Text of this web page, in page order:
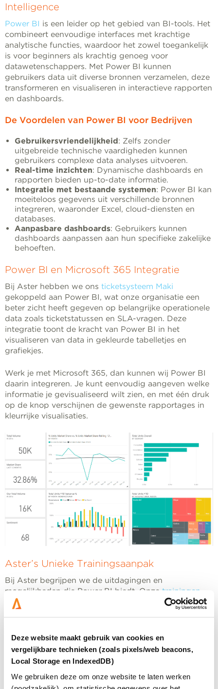
Deze website maakt gebruik van cookies en
vergelijkbare technieken (zoals pixels/web beacons,
Local Storage en IndexedDB)
We gebruiken deze om onze website te laten werken
Intelligence
Power BI is een leider op het gebied van BI-tools. Het
combineert eenvoudige interfaces met krachtige
analytische functies, waardoor het zowel toegankelijk
is voor beginners als krachtig genoeg voor
datawetenschappers. Met Power BI kunnen
gebruikers data uit diverse bronnen verzamelen, deze
transformeren en visualiseren in interactieve rapporten
en dashboards.
De Voordelen van Power BI voor Bedrijven
Gebruikersvriendelijkheid: Zelfs zonder
uitgebreide technische vaardigheden kunnen
gebruikers complexe data analyses uitvoeren.
Real-time inzichten: Dynamische dashboards en
rapporten bieden up-to-date informatie.
Integratie met bestaande systemen: Power BI kan
moeiteloos gegevens uit verschillende bronnen
integreren, waaronder Excel, cloud-diensten en
databases.
Aanpasbare dashboards: Gebruikers kunnen
dashboards aanpassen aan hun specifieke zakelijke
behoeften.
Power BI en Microsoft 365 Integratie
Bij Aster hebben we ons ticketsysteem Maki
gekoppeld aan Power BI, wat onze organisatie een
beter zicht heeft gegeven op belangrijke operationele
data zoals ticketstatussen en SLA-vragen. Deze
integratie toont de kracht van Power BI in het
visualiseren van data in gekleurde tabelletjes en
grafiekjes.
Werk je met Microsoft 365, dan kunnen wij Power BI
daarin integreren. Je kunt eenvoudig aangeven welke
informatie je gevisualiseerd wilt zien, en met één druk
op de knop verschijnen de gewenste rapportages in
kleurrijke visualisaties.
Aster’s Unieke Trainingsaanpak
Bij Aster begrijpen we de uitdagingen en
mogelijkheden die Power BI biedt. Onze trainingen
zijn ontworpen om deelnemers een diepgaand inzicht
te geven in zowel de basisfuncties als de
bieden we twee dynamische trainingen aan: Power BI
Basis Plus en Power BI Verdieping.
Power BI Basis Plus: Een Vliegende Start